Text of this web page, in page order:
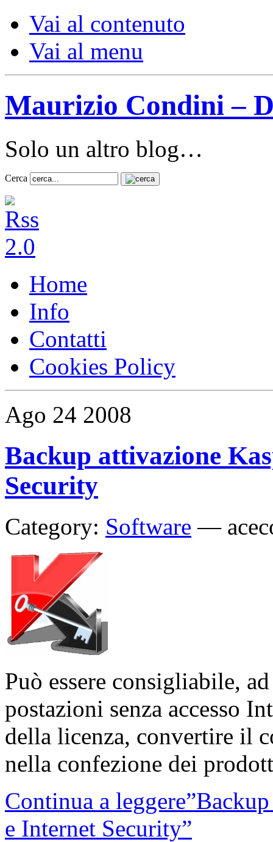
Vai al contenuto
Vai al menu
Maurizio Condini –
Solo un altro blog…
Cerca
Home
Info
Contatti
Cookies Policy
Ago 24 2008
Backup attivazione
Security
Category: Software —
Può essere consigliabile,
postazioni senza accesso
della licenza, convertire il
nella confezione dei
Continua a
e Internet Security”